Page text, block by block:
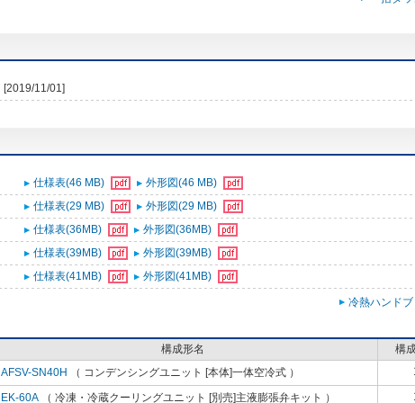
[2019/11/01]
仕様表(46 MB)
外形図(46 MB)
仕様表(29 MB)
外形図(29 MB)
仕様表(36MB)
外形図(36MB)
仕様表(39MB)
外形図(39MB)
仕様表(41MB) 外形図(41MB)
冷熱ハンド
構成形名
構
AFSV-SN40H （ コンデンシングユニット [本体]一体空冷式 ）
EK-60A （ 冷凍・冷蔵クーリングユニット [別売]主液膨張弁キット ）